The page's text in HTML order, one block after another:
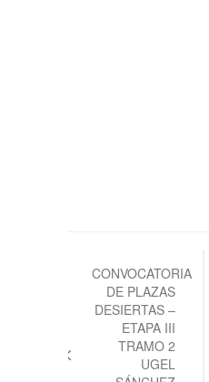
de
entradas
CONVOCATORIA
DE PLAZAS
DESIERTAS –
ETAPA III
TRAMO 2
UGEL